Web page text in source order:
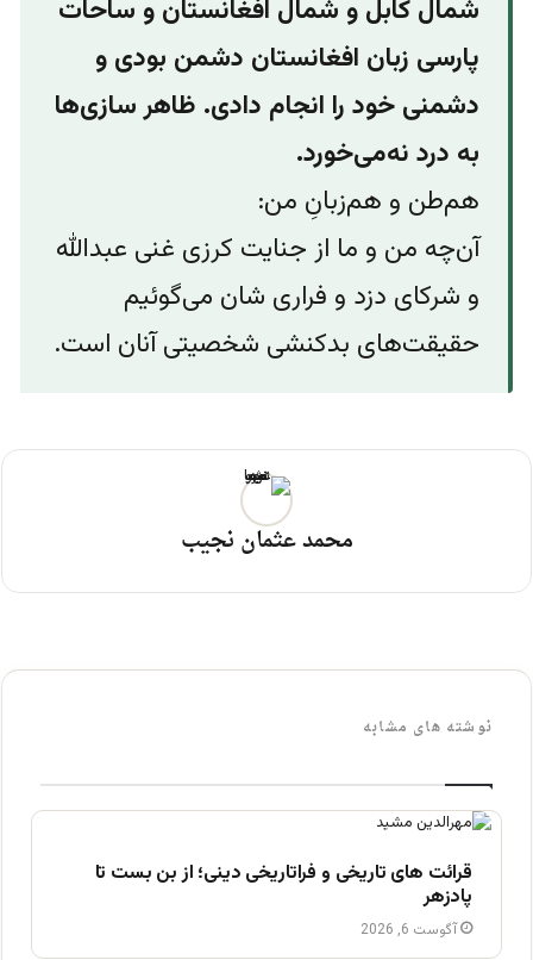
شمال کابل و شمال افغانستان و ساحات
پارسی زبان افغانستان دشمن بودی و
دشمنی‌ خود‌ را انجام دادی. ظاهر سازی‌ها
به درد نه‌می‌‌خورد.
هم‌طن و هم‌زبانِ من:
آن‌چه من ‌و ما از جنایت کرزی غنی عبدالله
و شرکای دزد و فراری شان می‌گوئیم
حقیقت‌های بدکنشی شخصیتی آنان است.
محمد عثمان نجیب
نوشته های مشابه
قرائت های تاریخی و فراتاریخی دینی؛ از بن بست تا
پادزهر
آگوست 6, 2026